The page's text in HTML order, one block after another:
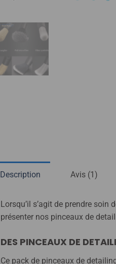
Description Avis (1)
Lorsqu’il s’agit de prendre
présenter nos pinceaux de
DES PINCEAUX DE
Ce pack de pinceaux de